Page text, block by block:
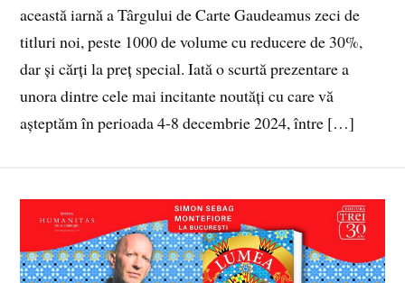
această iarnă a Târgului de Carte Gaudeamus zeci de
titluri noi, peste 1000 de volume cu reducere de 30%,
dar și cărți la preț special. Iată o scurtă prezentare a
unora dintre cele mai incitante noutăți cu care vă
așteptăm în perioada 4-8 decembrie 2024, între […]